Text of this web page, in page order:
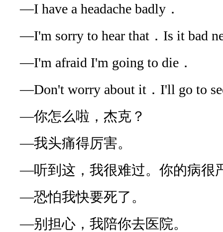
—I have a headache badly．
—I'm sorry to hear that．Is it bad
—I'm afraid I'm going to die．
—Don't worry about it．I'll go to
—你怎么啦，杰克？
—我头痛得厉害。
—听到这，我很难过。你的病很
—恐怕我快要死了。
—别担心，我陪你去医院。